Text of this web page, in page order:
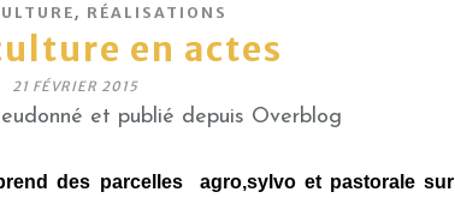
, RÉALISATIONS
en actes
21 FÉVRIER 2015
et publié depuis Overblog
des parcelles agro,sylvo et pastorale sur